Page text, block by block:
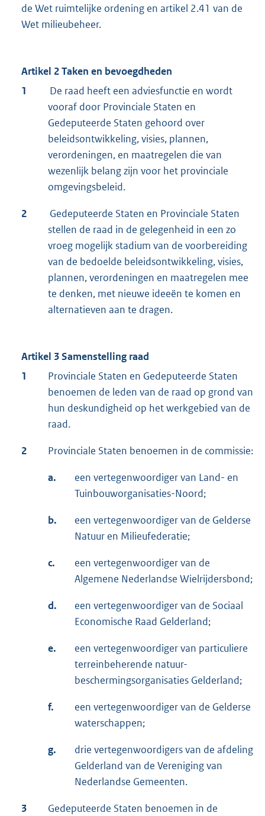
de Wet ruimtelijke ordening en artikel 2.41 van de
Wet milieubeheer.
Artikel 2 Taken en bevoegdheden
1
De raad heeft een adviesfunctie en wordt
vooraf door Provinciale Staten en
Gedeputeerde Staten gehoord over
beleidsontwikkeling, visies, plannen,
verordeningen, en maatregelen die van
wezenlijk belang zijn voor het provinciale
omgevingsbeleid.
2
Gedeputeerde Staten en Provinciale Staten
stellen de raad in de gelegenheid in een zo
vroeg mogelijk stadium van de voorbereiding
van de bedoelde beleidsontwikkeling, visies,
plannen, verordeningen en maatregelen mee
te denken, met nieuwe ideeën te komen en
alternatieven aan te dragen.
Artikel 3 Samenstelling raad
1
Provinciale Staten en Gedeputeerde Staten
benoemen de leden van de raad op grond van
hun deskundigheid op het werkgebied van de
raad.
2 Provinciale Staten benoemen in de commissie:
a.
een vertegenwoordiger van Land- en
Tuinbouworganisaties-Noord;
b.
een vertegenwoordiger van de Gelderse
Natuur en Milieufederatie;
c.
een vertegenwoordiger van de
Algemene Nederlandse Wielrijdersbond;
d.
een vertegenwoordiger van de Sociaal
Economische Raad Gelderland;
e.
een vertegenwoordiger van particuliere
terreinbeherende natuur-
beschermingsorganisaties Gelderland;
f.
een vertegenwoordiger van de Gelderse
waterschappen;
g.
drie vertegenwoordigers van de afdeling
Gelderland van de Vereniging van
Nederlandse Gemeenten.
3
Gedeputeerde Staten benoemen in de